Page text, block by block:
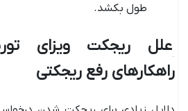
طول بکشد.
علل ریجکت ویزای
راهکارهای رفع ریجکتی